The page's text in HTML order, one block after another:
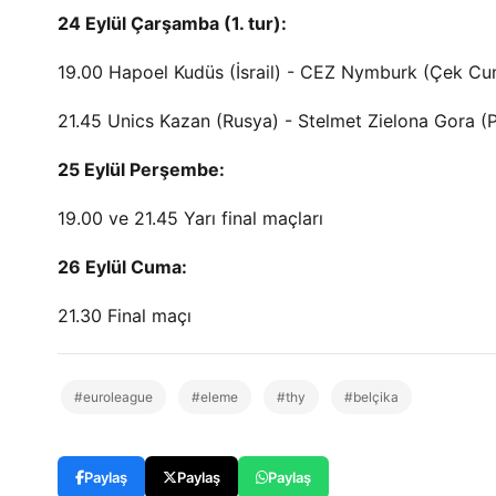
24 Eylül Çarşamba (1. tur):
19.00 Hapoel Kudüs (İsrail) - CEZ Nymburk (Çek
21.45 Unics Kazan (Rusya) - Stelmet Zielona Gora
25 Eylül Perşembe:
19.00 ve 21.45 Yarı final maçları
26 Eylül Cuma:
21.30 Final maçı
#euroleague #eleme #thy #belçika
Paylaş Paylaş Paylaş